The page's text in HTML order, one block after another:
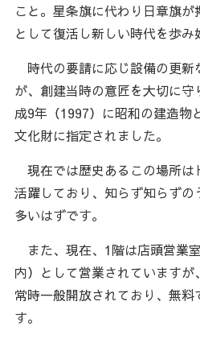
こと。星条旗に代わり日章旗
として復活し新しい時代を歩み
時代の要請に応じ設備の更新
が、創建当時の意匠を大切に
成9年（1997）に昭和の建造物
文化財に指定されました。
現在では歴史あるこの場所は
活躍しており、知らず知らずの
多いはずです。
また、現在、1階は店頭営業
内）として営業されています
常時一般開放されており、無
す。